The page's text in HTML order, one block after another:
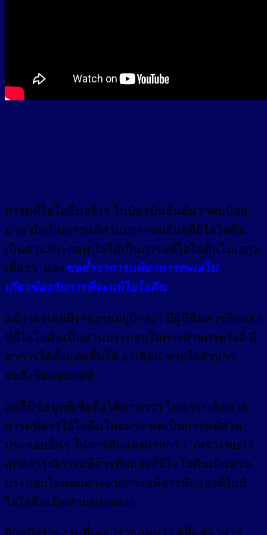
การแพ้ไอโอดีนจริงๆ ในปัจจุบันยืนยันว่าพบน้อย
มาก มักเป็นการแพ้ส่วนประกอบอื่นๆที่มีไอโอดีน
เป็นส่วนประกอบ ไม่ได้เป็นการแพ้ไอโอดีนโมเลกุล
เดี่ยวๆ และขอย้ำว่าการแพ้อาหารทะเลไม่
เกี่ยวข้องกับการที่จะแพ้ไอโอดีน
แม้ว่าจะเคยมีรายงานอยู่บ้างว่า มีผู้ที่ฉีดสารทึบแสง
ที่มีไอโอดีนเป็นส่วนประกอบในการถ่ายภาพรังสี มี
อาการได้ตั้งแต่คลื่นไส้ อาเจียน หายใจลำบาก
จนถึงช็อคหมดสติ
แต่ก็มีข้อมูลที่เชื่อถือได้มากกว่า ไม่น่าจะเกิดจาก
การแพ้สารไอโอดีนโดยตรง แต่เป็นการแพ้ส่วน
ประกอบอื่นๆ ในสารทึบแสงมากกว่า เพราะพบว่า
อุบัติการณ์การแพ้สารทึบแสงที่มีไอโอดีนเป็นส่วน
ประกอบไม่แตกต่างจากการแพ้สารทึบแสงที่ไม่มี
ไอโอดีนเป็นส่วนประกอบ